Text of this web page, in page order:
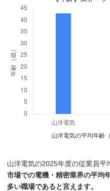
山洋電気の平均年齢
山洋電気の2025年度の従業員平
市場での電機・精密業界の平均
多い職場であると言えます。